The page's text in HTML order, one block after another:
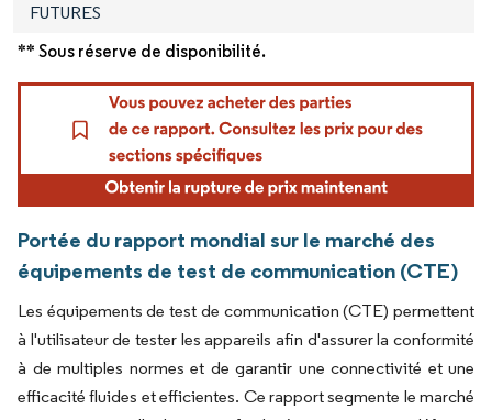
FUTURES
** Sous réserve de disponibilité.
Portée du rapport mondial sur le marché des
équipements de test de communication (CTE)
Les équipements de test de communication (CTE) permettent
à l'utilisateur de tester les appareils afin d'assurer la conformité
à de multiples normes et de garantir une connectivité et une
efficacité fluides et efficientes. Ce rapport segmente le marché